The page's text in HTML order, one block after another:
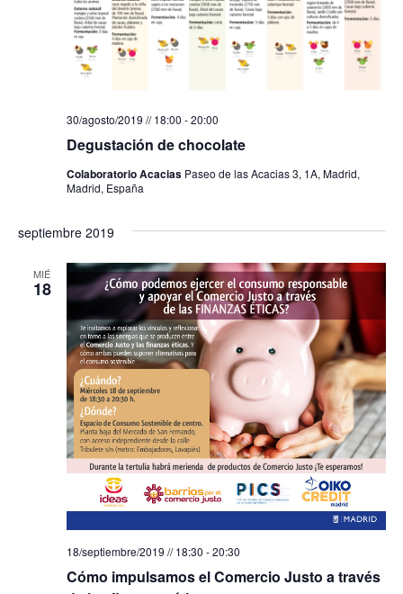
Degustación de chocolate
30/agosto/2019 // 18:00 -20:00
Colaboratorio Acacias Paseo de las Acacias 3, 1A, Madrid,
Madrid, España
septiembre 2019
MIÉ
18
Cómo impulsamos el Comercio Justo a través
18/septiembre/2019 // 18:30 -20:30